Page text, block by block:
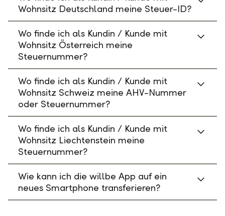
Wohnsitz Deutschland meine Steuer-ID?
Wo finde ich als Kundin / Kunde mit
Wohnsitz Österreich meine
Steuernummer?
Wo finde ich als Kundin / Kunde mit
Wohnsitz Schweiz meine AHV-Nummer
oder Steuernummer?
Wo finde ich als Kundin / Kunde mit
Wohnsitz Liechtenstein meine
Steuernummer?
Wie kann ich die willbe App auf ein
neues Smartphone transferieren?